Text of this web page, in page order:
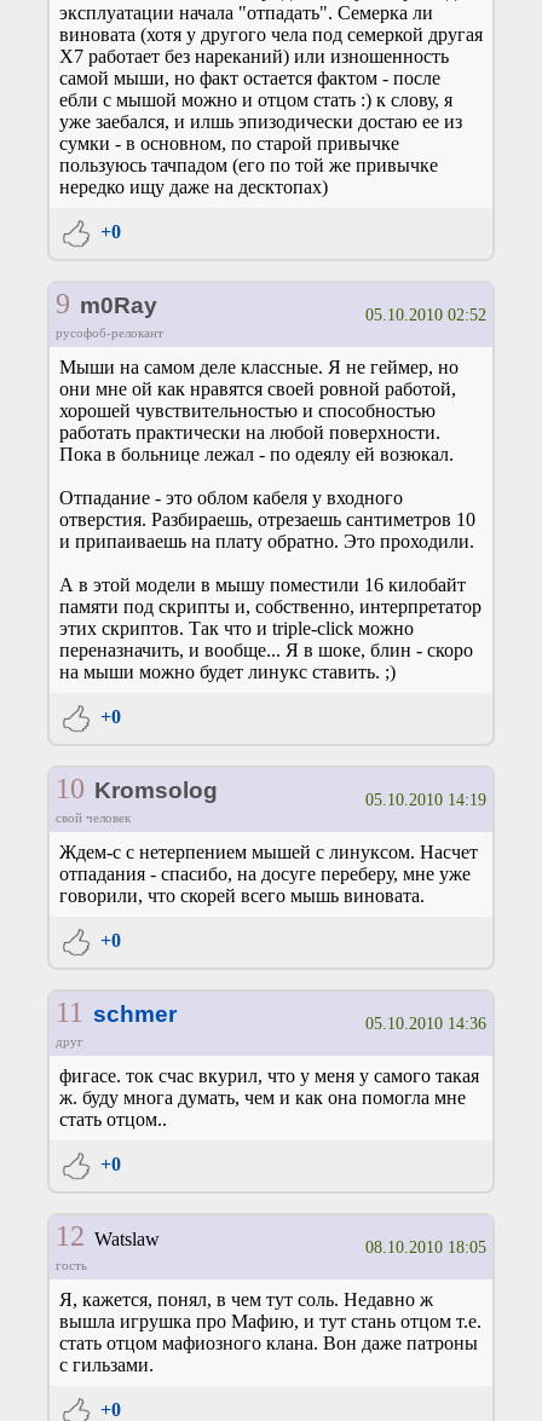
эксплуатации начала "отпадать". Семерка ли
виновата (хотя у другого чела под семеркой другая
Х7 работает без нареканий) или изношенность
самой мыши, но факт остается фактом - после
ебли с мышой можно и отцом стать :) к слову, я
уже заебался, и илшь эпизодически достаю ее из
сумки - в основном, по старой привычке
пользуюсь тачпадом (его по той же привычке
нередко ищу даже на десктопах)
+0
9 m0Ray
русофоб-релокант
05.10.2010 02:52
Мыши на самом деле классные. Я не геймер, но
они мне ой как нравятся своей ровной работой,
хорошей чувствительностью и способностью
работать практически на любой поверхности.
Пока в больнице лежал - по одеялу ей возюкал.
Отпадание - это облом кабеля у входного
отверстия. Разбираешь, отрезаешь сантиметров 10
и припаиваешь на плату обратно. Это проходили.
А в этой модели в мышу поместили 16 килобайт
памяти под скрипты и, собственно, интерпретатор
этих скриптов. Так что и triple-click можно
переназначить, и вообще... Я в шоке, блин - скоро
на мыши можно будет линукс ставить. ;)
+0
10 Kromsolog
свой человек
05.10.2010 14:19
Ждем-с с нетерпением мышей с линуксом. Насчет
отпадания - спасибо, на досуге переберу, мне уже
говорили, что скорей всего мышь виновата.
+0
11 schmer
друг
05.10.2010 14:36
фигасе. ток счас вкурил, что у меня у самого такая
ж. буду многа думать, чем и как она помогла мне
стать отцом..
+0
12 Watslaw
гость
08.10.2010 18:05
Я, кажется, понял, в чем тут соль. Недавно ж
вышла игрушка про Мафию, и тут стань отцом т.е.
стать отцом мафиозного клана. Вон даже патроны
с гильзами.
+0